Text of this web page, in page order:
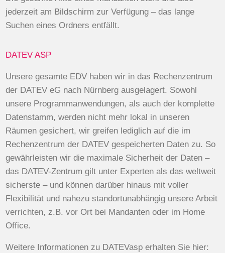
jederzeit am Bildschirm zur Verfügung – das lange
Suchen eines Ordners entfällt.
DATEV ASP
Unsere gesamte EDV haben wir in das Rechenzentrum
der DATEV eG nach Nürnberg ausgelagert. Sowohl
unsere Programmanwendungen, als auch der komplette
Datenstamm, werden nicht mehr lokal in unseren
Räumen gesichert, wir greifen lediglich auf die im
Rechenzentrum der DATEV gespeicherten Daten zu. So
gewährleisten wir die maximale Sicherheit der Daten –
das DATEV-Zentrum gilt unter Experten als das weltweit
sicherste – und können darüber hinaus mit voller
Flexibilität und nahezu standortunabhängig unsere Arbeit
verrichten, z.B. vor Ort bei Mandanten oder im Home
Office.
Weitere Informationen zu DATEVasp erhalten Sie hier: